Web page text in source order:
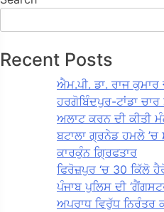
Recent Posts
ਐਮ.ਪੀ. ਡਾ. ਰਾਜ
ਹਰਗੋਬਿੰਦਪੁਰ-ਟਾਂਡਾ
ਅਲਾਟ ਕਰਨ ਦੀ ਕੀਤੀ
ਬਟਾਲਾ ਗ੍ਰਨੇਡ ਹਮਲੇ ’ਚ
ਕਾਰਕੁੰਨ ਗ੍ਰਿਫਤਾਰ
ਫਿਰੋਜ਼ਪੁਰ ‘ਚ 30 ਕਿੱਲੋ
ਪੰਜਾਬ ਪੁਲਿਸ ਦੀ
ਅਪਰਾਧ ਵਿਰੁੱਧ ਨਿਰੰਤਰ